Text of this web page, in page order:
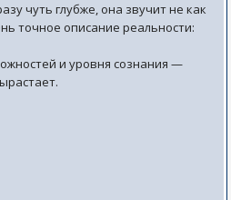
чуть глубже, она звучит не как
точное описание реальности:
и уровня сознания —